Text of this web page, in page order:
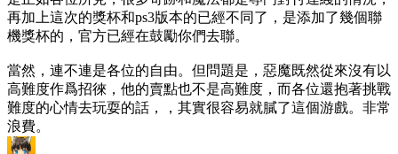
再加上這次的獎杯和ps3版本的已經不同了，是添加了幾個聯
機獎杯的，官方已經在鼓勵你們去聯。
當然，連不連是各位的自由。但問題是，惡魔既然從來沒有以
高難度作爲招徠，他的賣點也不是高難度，而各位還抱著挑戰
難度的心情去玩耍的話，，其實很容易就膩了這個游戲。非常
浪費。